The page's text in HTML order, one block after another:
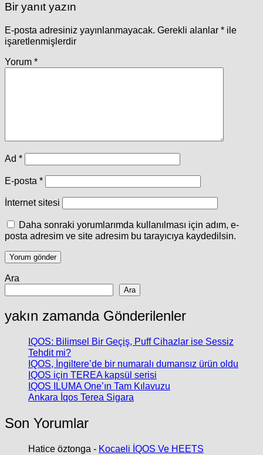
Bir yanıt yazın
E-posta adresiniz yayınlanmayacak. Gerekli alanlar * ile
işaretlenmişlerdir
Yorum *
Ad *
E-posta *
İnternet sitesi
Daha sonraki yorumlarımda kullanılması için adım, e-
posta adresim ve site adresim bu tarayıcıya kaydedilsin.
Ara
Ara
yakın zamanda Gönderilenler
IQOS: Bilimsel Bir Geçiş, Puff Cihazlar ise Sessiz
Tehdit mi?
IQOS, İngiltere’de bir numaralı dumansız ürün oldu
IQOS için TEREA kapsül serisi
IQOS ILUMA One’ın Tam Kılavuzu
Ankara İqos Terea Sigara
Son Yorumlar
Hatice öztonga - Kocaeli İQOS Ve HEETS